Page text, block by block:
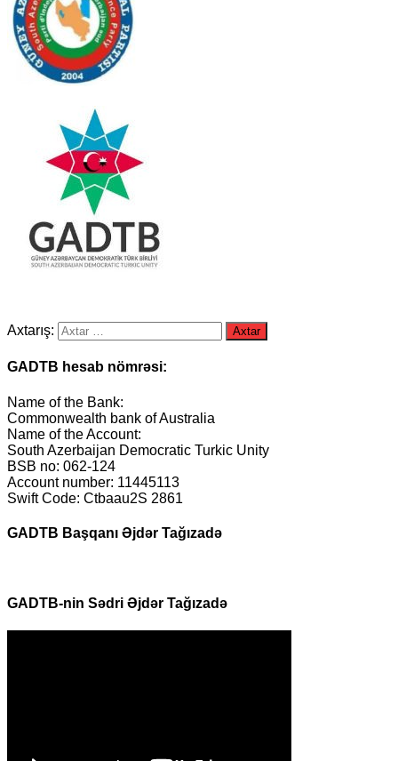
Axtarış:
GADTB hesab nömrəsi:
Name of the Bank:
Commonwealth bank of Australia
Name of the Account:
South Azerbaijan Democratic Turkic Unity
BSB no: 062-124
Account number: 11445113
Swift Code: Ctbaau2S 2861
GADTB Başqanı Əjdər Tağızadə
GADTB-nin Sədri Əjdər Tağızadə